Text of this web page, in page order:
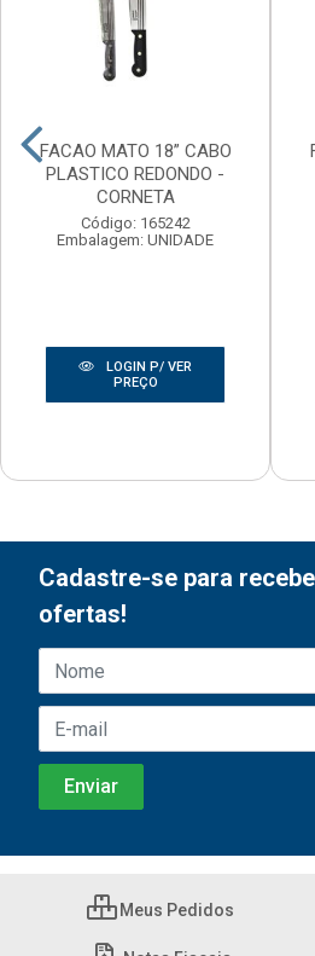
FACAO MATO 18” CABO
PLASTICO REDONDO -
CORNETA
Código: 165242
Embalagem: UNIDADE
LOGIN P/ VER
PREÇO
Cadastre-se para
ofertas!
Meus Pedidos